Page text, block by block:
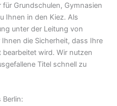
Grundschulen, Gymnasien
Ihnen in den Kiez. Als
unter der Leitung von
die Sicherheit, dass Ihre
wird. Wir nutzen
Titel schnell zu
Berlin: